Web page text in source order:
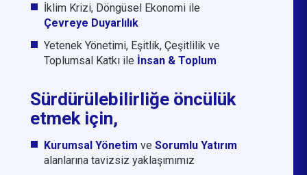
İklim Krizi, Döngüsel Ekonomi ile
Çevreye Duyarlılık
Yetenek Yönetimi, Eşitlik, Çeşitlilik ve
Toplumsal Katkı ile İnsan & Toplum
Sürdürülebilirliğe öncülük
etmek için,
Kurumsal Yönetim ve Sorumlu Yatırım
alanlarına tavizsiz yaklaşımımız